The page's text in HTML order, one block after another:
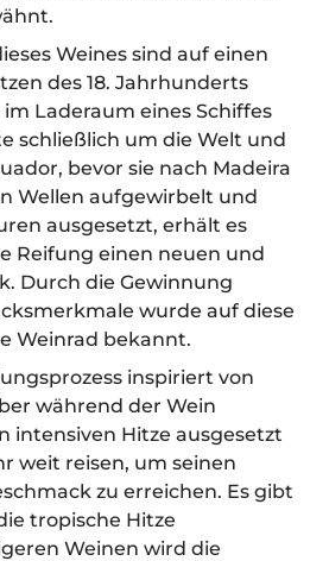
Weines sind auf einen
des 18. Jahrhunderts
Laderaum eines Schiffes
schließlich um die Welt und
bevor sie nach Madeira
Wellen aufgewirbelt und
ausgesetzt, erhält es
Reifung einen neuen und
Durch die Gewinnung
wurde auf diese
Weinrad bekannt.
inspiriert von
während der Wein
intensiven Hitze ausgesetzt
weit reisen, um seinen
zu erreichen. Es gibt
tropische Hitze
Weinen wird die